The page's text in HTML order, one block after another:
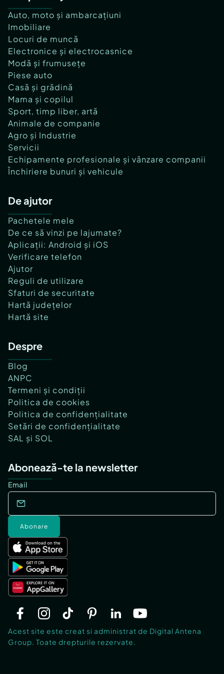
Auto, moto și ambarcațiuni
Imobiliare
Locuri de muncă
Electronice și electrocasnice
Modă și frumusețe
Piese auto
Casă și grădină
Mama și copilul
Sport, timp liber, artă
Animale de companie
Agro și Industrie
Servicii
Echipamente profesionale și vânzare companii
Închiriere bunuri și vehicule
De ajutor
Pachetele mele
De ce să vinzi pe lajumate?
Aplicații: Android și iOS
Verificare telefon
Ajutor
Reguli de utilizare
Sfaturi de securitate
Hartă județelor
Hartă site
Despre
Blog
ANPC
Termeni și condiții
Politica de cookies
Politica de confidențialitate
Setări de confidențialitate
SAL și SOL
Abonează-te la newsletter
Email
Abonare
Acest site este creat si administrat de Digital Antena
Group. Toate drepturile rezervate.